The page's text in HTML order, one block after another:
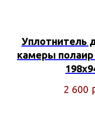
Уплотнитель
камеры
2 600